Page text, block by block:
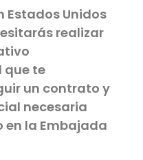
Estados Unidos
realizar
que te
un contrato y
necesaria
en la Embajada